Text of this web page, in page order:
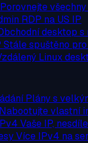
Porovnejte
RDP na US IP
desktop
Stále spuštěno
Linux
Plány s
Nabootujte vlastní
Vaše IP,
Více IPv4 na